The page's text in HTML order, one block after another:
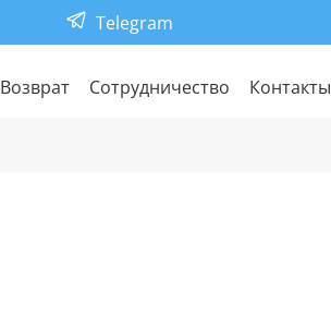
Telegram
Возврат Сотрудничество Контакты